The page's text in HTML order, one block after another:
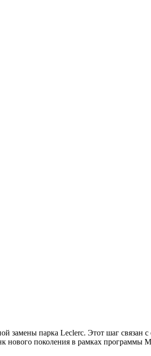
замены парка Leclerc. Этот шаг связан с
нового поколения в рамках программы